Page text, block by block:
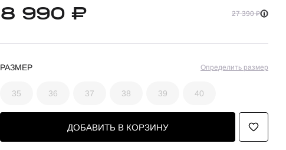
8 990 ₽ 27 390 ₽
РАЗМЕР Определить размер
35 36 37 38 39 40
ДОБАВИТЬ В КОРЗИНУ